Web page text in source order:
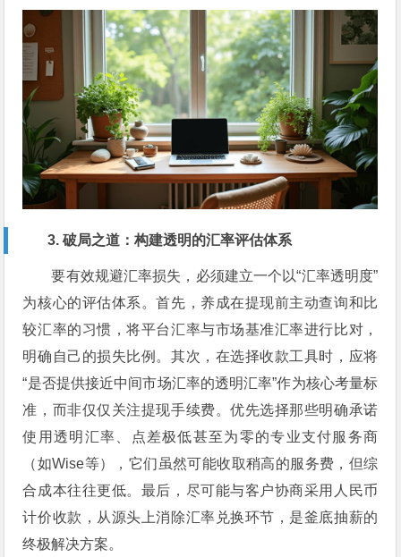
3. 破局之道：构建透明的汇率评估体系
要有效规避汇率损失，必须建立一个以“汇率透明度”
为核心的评估体系。首先，养成在提现前主动查询和比
较汇率的习惯，将平台汇率与市场基准汇率进行比对，
明确自己的损失比例。其次，在选择收款工具时，应将
“是否提供接近中间市场汇率的透明汇率”作为核心考量标
准，而非仅仅关注提现手续费。优先选择那些明确承诺
使用透明汇率、点差极低甚至为零的专业支付服务商
（如Wise等），它们虽然可能收取稍高的服务费，但综
合成本往往更低。最后，尽可能与客户协商采用人民币
计价收款，从源头上消除汇率兑换环节，是釜底抽薪的
终极解决方案。